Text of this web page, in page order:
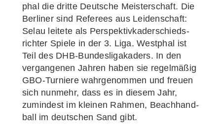
phal die drit­te Deut­sche Meis­ter­schaft. Die
Ber­li­ner sind Refe­rees aus Lei­den­schaft:
Sel­au lei­te­te als Per­spek­tiv­ka­der­schieds­
rich­ter Spie­le in der 3. Liga. West­phal ist
Teil des DHB-Bun­­des­­li­­ga­ka­­ders. In den
ver­gan­ge­nen Jah­ren haben sie regel­mä­ßig
GBO-Tur­­nie­­re wahr­ge­nom­men und freu­en
sich nun­mehr, dass es in die­sem Jahr,
zumin­dest im klei­nen Rah­men, Beach­hand­
ball im deut­schen Sand gibt.